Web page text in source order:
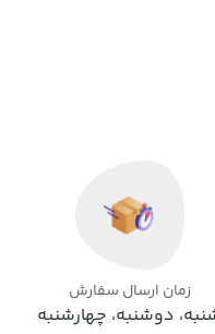
زمان ارسال سفارش
دوشنبه، چهارشنبه